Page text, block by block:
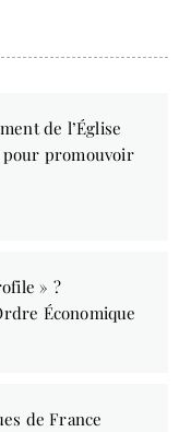
de l’Église
promouvoir
» ?
Économique
de France